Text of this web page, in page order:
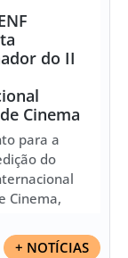
do II
Cinema
para a
do
Cinema,
+ NOTÍCIAS